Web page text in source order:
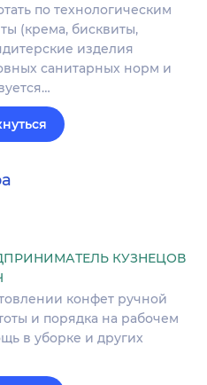
по технологическим
(крема, бисквиты,
изделия
санитарных норм и
КУЗНЕЦОВ
конфет ручной
и порядка на рабочем
в уборке и других